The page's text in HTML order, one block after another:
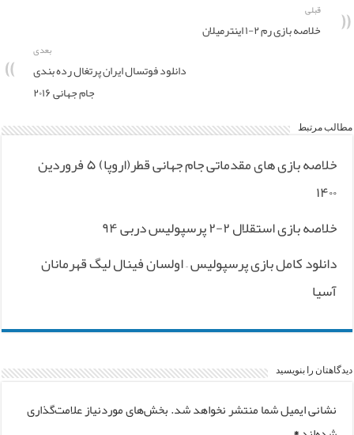
قبلی
خلاصه بازی رم ۲-۱ اینترمیلان
بعدی
دانلود فوتسال ایران پرتغال رده بندی
جام جهانی ۲۰۱۶
مطالب مرتبط
خلاصه بازی های مقدماتی جام جهانی قطر(اروپا) ۵ فروردین
۱۴۰۰
خلاصه بازی استقلال ۲-۲ پرسپولیس دربی ۹۴
دانلود کامل بازی پرسپولیس – اولسان فینال لیگ قهرمانان
آسیا
دیدگاهتان را بنویسید
نشانی ایمیل شما منتشر نخواهد شد.بخش‌های موردنیاز علامت‌گذاری